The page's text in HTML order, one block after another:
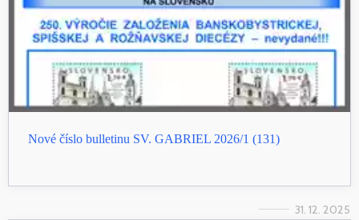
Nové číslo bulletinu SV. GABRIEL 2026/1 (131)
31. 12. 2025